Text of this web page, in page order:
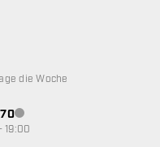
nicht verfügbar
die Woche
Kundenservice nicht
19:00